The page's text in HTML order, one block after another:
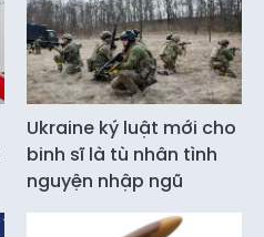
Ukraine ký luật mới cho
binh sĩ là tù nhân tình
nguyện nhập ngũ